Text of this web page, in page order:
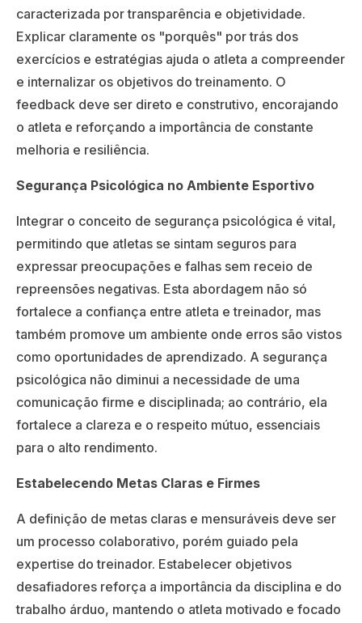
caracterizada por transparência e objetividade.
Explicar claramente os "porquês" por trás dos
exercícios e estratégias ajuda o atleta a compreender
e internalizar os objetivos do treinamento. O
feedback deve ser direto e construtivo, encorajando
o atleta e reforçando a importância de constante
melhoria e resiliência.
Segurança Psicológica no Ambiente Esportivo
Integrar o conceito de segurança psicológica é vital,
permitindo que atletas se sintam seguros para
expressar preocupações e falhas sem receio de
repreensões negativas. Esta abordagem não só
fortalece a confiança entre atleta e treinador, mas
também promove um ambiente onde erros são vistos
como oportunidades de aprendizado. A segurança
psicológica não diminui a necessidade de uma
comunicação firme e disciplinada; ao contrário, ela
fortalece a clareza e o respeito mútuo, essenciais
para o alto rendimento.
Estabelecendo Metas Claras e Firmes
A definição de metas claras e mensuráveis deve ser
um processo colaborativo, porém guiado pela
expertise do treinador. Estabelecer objetivos
desafiadores reforça a importância da disciplina e do
trabalho árduo, mantendo o atleta motivado e focado